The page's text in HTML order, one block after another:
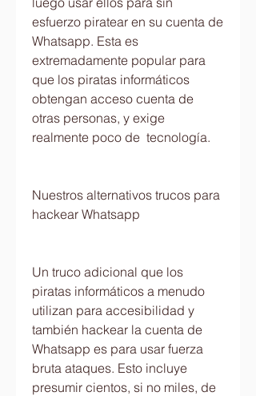
esfuerzo piratear en su cuenta de
Whatsapp. Esta es
extremadamente popular para
que los piratas informáticos
obtengan acceso cuenta de
otras personas, y exige
realmente poco de  tecnología.
Nuestros alternativos trucos para
hackear Whatsapp
Un truco adicional que los
piratas informáticos a menudo
utilizan para accesibilidad y
también hackear la cuenta de
Whatsapp es para usar fuerza
bruta ataques. Esto incluye
presumir cientos, si no miles, de